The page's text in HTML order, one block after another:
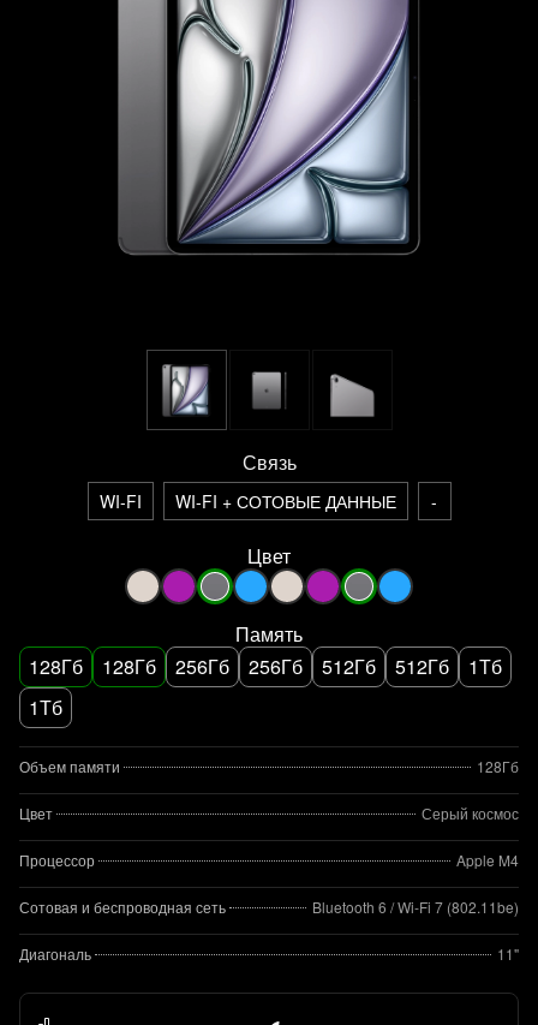
Связь
WI-FI WI-FI + СОТОВЫЕ ДАННЫЕ -
Цвет
Память
128Гб
128Гб 256Гб 256Гб 512Гб 512Гб
1Тб
1Тб
Объем памяти 128Гб
Цвет Серый космос
Процессор Apple M4
Сотовая и беспроводная сеть Bluetooth 6 / Wi‑Fi 7 (802.11be)
Диагональ 11"